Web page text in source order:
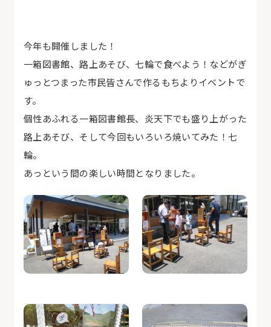
今年も開催しました！
一箱図書館、路上あそび、七輪で食べよう！などがぎ
ゅっとつまった市民皆さんで作るもちよりイベントで
す。
個性あふれる一箱図書館長、炎天下でも盛り上がった
路上あそび、そして今回もいろいろ焼いてみた！七
輪。
あっという間の楽しい時間となりました。